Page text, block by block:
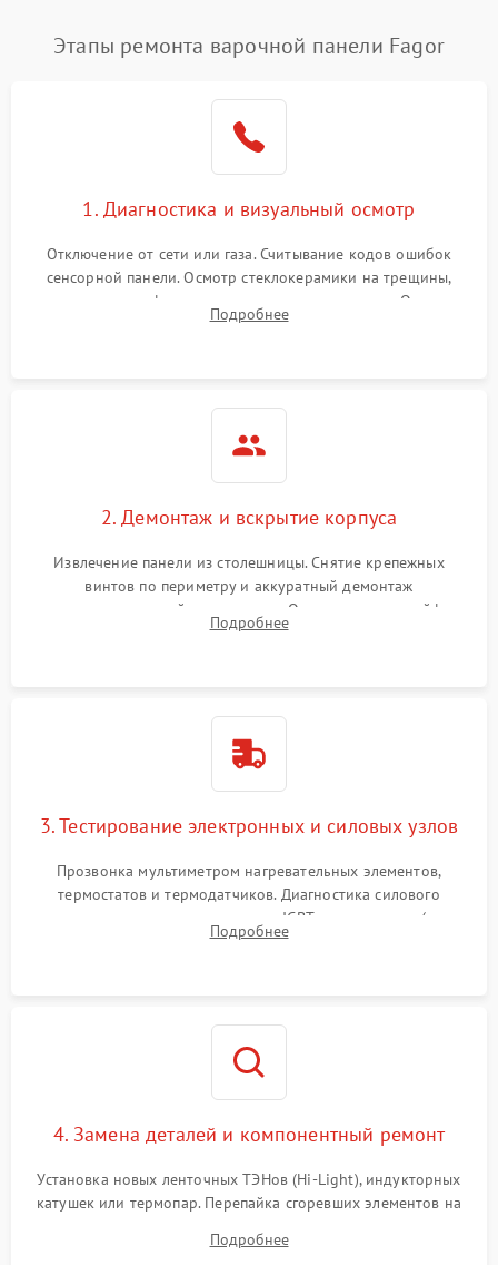
Этапы ремонта варочной панели Fagor
1. Диагностика и визуальный осмотр
Отключение от сети или газа. Считывание кодов ошибок
сенсорной панели. Осмотр стеклокерамики на трещины,
проверка конфорок на равномерность нагрева. Опрос
клиента о симптомах (не включается, не видит посуду,
Подробнее
2. Демонтаж и вскрытие корпуса
Извлечение панели из столешницы. Снятие крепежных
винтов по периметру и аккуратный демонтаж
стеклокерамической поверхности. Отсоединение шлейфов
сенсорного блока для доступа к силовым платам, катушкам
Подробнее
3. Тестирование электронных и силовых узлов
Прозвонка мультиметром нагревательных элементов,
термостатов и термодатчиков. Диагностика силового
модуля, реле, диодных мостов и IGBT-транзисторов (для
индукции). Проверка кранов и газ-контроля (для газовых
Подробнее
4. Замена деталей и компонентный ремонт
Установка новых ленточных ТЭНов (Hi-Light), индукторных
катушек или термопар. Перепайка сгоревших элементов на
дорожек. Очистка контактов и замена поврежденной
Подробнее